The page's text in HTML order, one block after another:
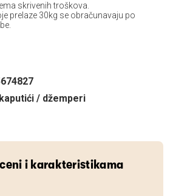
skrivenih troškova.
prelaze 30kg se obračunavaju po
/ džemperi
i karakteristikama